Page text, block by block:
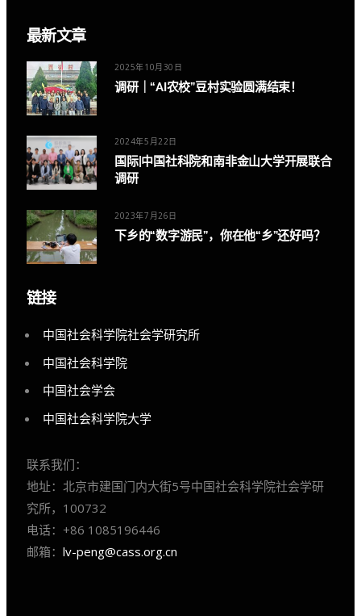
最新文章
2025年10月30日
调研｜“AI农校”豆村实验圆满结束！
2024年5月22日
国际|中国社科院和南非金山大学开展联合
调研
2023年7月26日
下乡的“数字游民”，你在他“乡”还好吗？
链接
中国社会科学院社会学研究所
中国社会科学院
中国社会学会
中国社会科学院大学
联系我们：
地址：北京市建国门内大街5号中国社会科学院社会学研
究所，100732
电话：+86 1085196446
邮箱： lv-peng@cass.org.cn